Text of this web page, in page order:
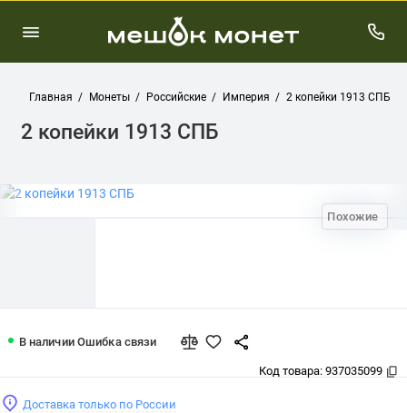
Главная Монеты Российские Империя 2 копейки 1913 СПБ
2 копейки 1913 СПБ
Похожие
В наличии Ошибка связи
Код товара: 937035099
Доставка только по России